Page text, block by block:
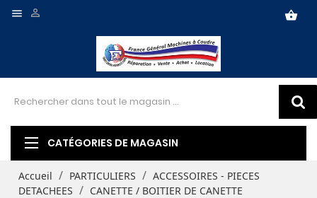
 shopping_basket

CATÉGORIES DE MAGASIN
Accueil PARTICULIERS
ACCESSOIRES - PIECES
DETACHEES
CANETTE / BOITIER DE CANETTE